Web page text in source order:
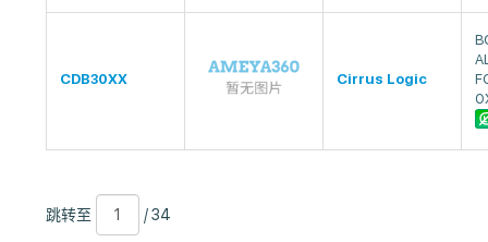
CDB30XX Cirrus Logic
跳
转
跳转至
34
/ 34